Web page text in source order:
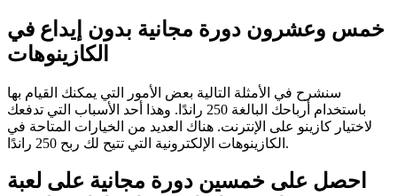
خمس وعشرون دورة مجانية بدون إيداع في
الكازينوهات
سنشرح في الأمثلة التالية بعض الأمور التي يمكنك القيام بها
باستخدام أرباحك البالغة 250 راندًا. وهذا أحد الأسباب التي تدفعك
لاختيار كازينو على الإنترنت. هناك العديد من الخيارات المتاحة في
الكازينوهات الإلكترونية التي تتيح لك ربح 250 راندًا.
احصل على خمسين دورة مجانية على لعبة